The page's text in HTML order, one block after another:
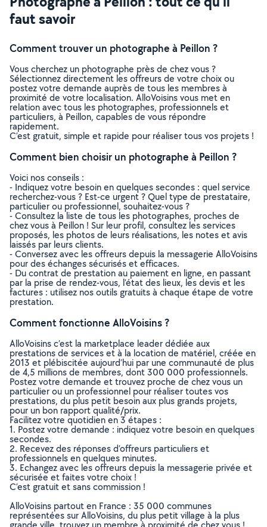
faut savoir
Comment trouver un photographe à Peillon ?
Vous cherchez un photographe près de chez vous ?
Sélectionnez directement les offreurs de votre choix ou
postez votre demande auprès de tous les membres à
proximité de votre localisation. AlloVoisins vous met en
relation avec tous les photographes, professionnels et
particuliers, à Peillon, capables de vous répondre
rapidement.
C’est gratuit, simple et rapide pour réaliser tous vos projets !
Comment bien choisir un photographe à Peillon ?
Voici nos conseils :
- Indiquez votre besoin en quelques secondes : quel service
recherchez-vous ? Est-ce urgent ? Quel type de prestataire,
particulier ou professionnel, souhaitez-vous ?
- Consultez la liste de tous les photographes, proches de
chez vous à Peillon ! Sur leur profil, consultez les services
proposés, les photos de leurs réalisations, les notes et avis
laissés par leurs clients.
- Conversez avec les offreurs depuis la messagerie AlloVoisins
pour des échanges sécurisés et efficaces.
- Du contrat de prestation au paiement en ligne, en passant
par la prise de rendez-vous, l’état des lieux, les devis et les
factures : utilisez nos outils gratuits à chaque étape de votre
prestation.
Comment fonctionne AlloVoisins ?
AlloVoisins c’est la marketplace leader dédiée aux
prestations de services et à la location de matériel, créée en
2013 et plébiscitée aujourd’hui par une communauté de plus
de 4,5 millions de membres, dont 300 000 professionnels.
Postez votre demande et trouvez proche de chez vous un
particulier ou un professionnel pour réaliser toutes vos
prestations, du plus petit besoin aux plus grands projets,
pour un bon rapport qualité/prix.
Facilitez votre quotidien en 3 étapes :
1. Postez votre demande : indiquez votre besoin en quelques
secondes.
2. Recevez des réponses d’offreurs particuliers et
professionnels en quelques minutes.
3. Echangez avec les offreurs depuis la messagerie privée et
sécurisée et faites votre choix !
C’est gratuit et sans commission !
AlloVoisins partout en France : 35 000 communes
représentées sur AlloVoisins, du plus petit village à la plus